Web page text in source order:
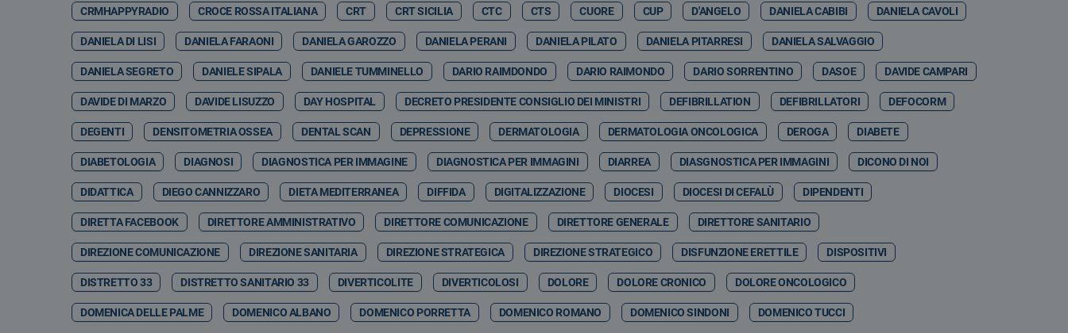
CRMHAPPYRADIO CROCE ROSSA ITALIANA CRT CRT SICILIA CTC CTS CUORE CUP D'ANGELO DANIELA CABIBI DANIELA CAVOLI
DANIELA DI LISI DANIELA FARAONI DANIELA GAROZZO DANIELA PERANI DANIELA PILATO DANIELA PITARRESI DANIELA SALVAGGIO
DANIELA SEGRETO DANIELE SIPALA DANIELE TUMMINELLO DARIO RAIMDONDO DARIO RAIMONDO DARIO SORRENTINO DASOE DAVIDE CAMPARI
DAVIDE DI MARZO DAVIDE LISUZZO DAY HOSPITAL DECRETO PRESIDENTE CONSIGLIO DEI MINISTRI DEFIBRILLATION DEFIBRILLATORI DEFOCORM
DEGENTI DENSITOMETRIA OSSEA DENTAL SCAN DEPRESSIONE DERMATOLOGIA DERMATOLOGIA ONCOLOGICA DEROGA DIABETE
DIABETOLOGIA DIAGNOSI DIAGNOSTICA PER IMMAGINE DIAGNOSTICA PER IMMAGINI DIARREA DIASGNOSTICA PER IMMAGINI DICONO DI NOI
DIDATTICA DIEGO CANNIZZARO DIETA MEDITERRANEA DIFFIDA DIGITALIZZAZIONE DIOCESI DIOCESI DI CEFALÙ DIPENDENTI
DIRETTA FACEBOOK DIRETTORE AMMINISTRATIVO DIRETTORE COMUNICAZIONE DIRETTORE GENERALE DIRETTORE SANITARIO
DIREZIONE COMUNICAZIONE DIREZIONE SANITARIA DIREZIONE STRATEGICA DIREZIONE STRATEGICO DISFUNZIONE ERETTILE DISPOSITIVI
DISTRETTO 33 DISTRETTO SANITARIO 33 DIVERTICOLITE DIVERTICOLOSI DOLORE DOLORE CRONICO DOLORE ONCOLOGICO
DOMENICA DELLE PALME DOMENICO ALBANO DOMENICO PORRETTA DOMENICO ROMANO DOMENICO SINDONI DOMENICO TUCCI